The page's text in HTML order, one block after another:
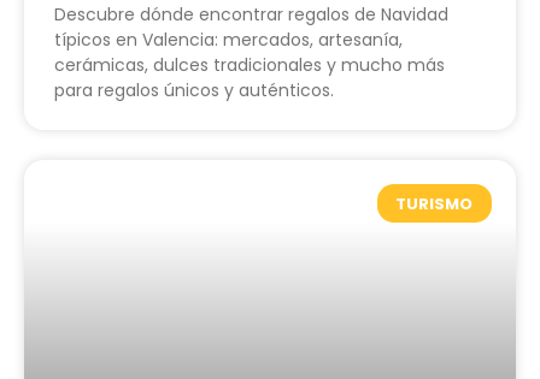
Descubre dónde encontrar regalos de Navidad
típicos en Valencia: mercados, artesanía,
cerámicas, dulces tradicionales y mucho más
para regalos únicos y auténticos.
TURISMO